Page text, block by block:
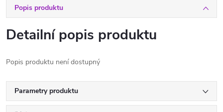
Popis produktu
Detailní popis produktu
Popis produktu není dostupný
Parametry produktu